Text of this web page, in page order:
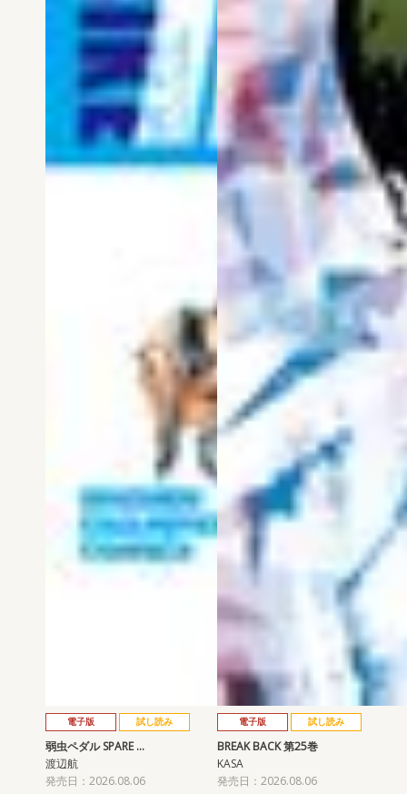
電子版 試し読み
弱虫ペダル SPARE …
渡辺航
発売日：2026.08.06
電子版 試し読み
BREAK BACK 第25巻
KASA
発売日：2026.08.06